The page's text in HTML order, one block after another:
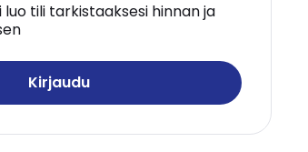
luo tili tarkistaaksesi hinnan ja
Kirjaudu